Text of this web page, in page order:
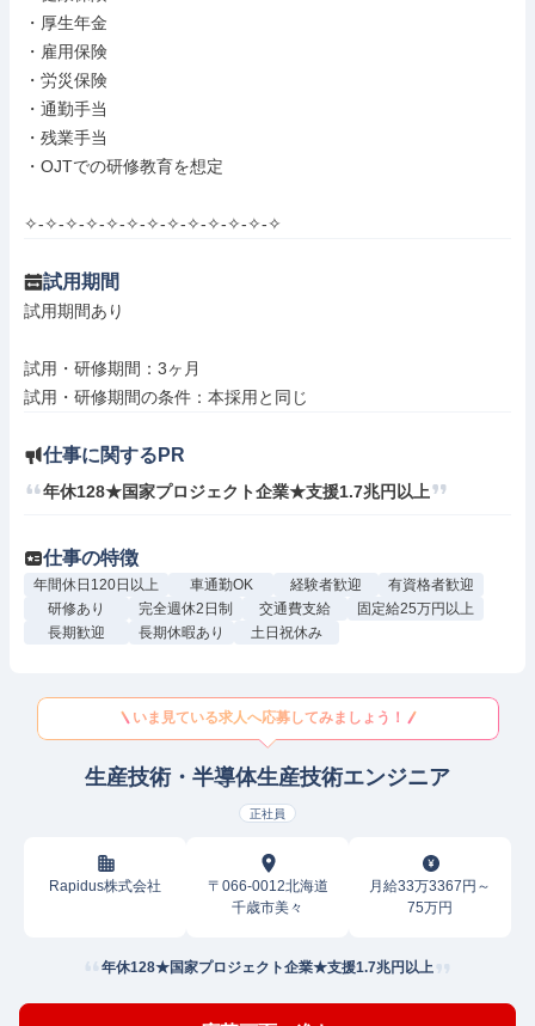
・厚生年金
・雇用保険
・労災保険
・通勤手当
・残業手当
・OJTでの研修教育を想定
✧-✧-✧-✧-✧-✧-✧-✧-✧-✧-✧-✧-✧
試用期間
試用期間あり
試用・研修期間：3ヶ月
仕事に関するPR
仕事の特徴
年間休日120日以上 車通勤OK 経験者歓迎
有資格者歓迎
研修あり
完全週休2日制 交通費支給
固定給25万円以上
長期歓迎
長期休暇あり 土日祝休み
いま見ている求人へ応募してみましょう！
生産技術・半導体生産技術エンジニア
正社員
Rapidus株式会社
〒066-0012北海道
千歳市美々
月給33万3367円～
75万円
年休128★国家プロジェクト企業★支援1.7兆円以上